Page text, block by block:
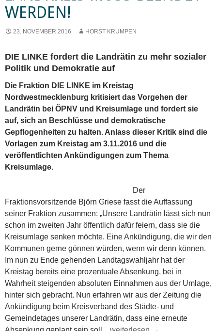
WERDEN!
23. NOVEMBER 2016 HORST KRUMPEN
DIE LINKE fordert die Landrätin zu mehr sozialer
Politik und Demokratie auf
Die Fraktion DIE LINKE im Kreistag
Nordwestmecklenburg kritisiert das Vorgehen der
Landrätin bei ÖPNV und Kreisumlage und fordert sie
auf, sich an Beschlüsse und demokratische
Gepflogenheiten zu halten. Anlass dieser Kritik sind die
Vorlagen zum Kreistag am 3.11.2016 und die
veröffentlichten Ankündigungen zum Thema
Kreisumlage.
Der
Fraktionsvorsitzende Björn Griese fasst die Auffassung
seiner Fraktion zusammen: „Unsere Landrätin lässt sich nun
schon im zweiten Jahr öffentlich dafür feiern, dass sie die
Kreisumlage senken möchte. Eine Ankündigung, die wir den
Kommunen gerne gönnen würden, wenn wir denn können.
Im nun zu Ende gehenden Landtagswahljahr hat der
Kreistag bereits eine prozentuale Absenkung, bei in
Wahrheit steigenden absoluten Einnahmen aus der Umlage,
hinter sich gebracht. Nun erfahren wir aus der Zeitung die
Ankündigung beim Kreisverband des Städte- und
Gemeindetages unserer Landrätin, dass eine erneute
Politik nach „Gutsherrenart“